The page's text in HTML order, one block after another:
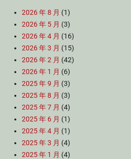
2026 年 8 月 (1)
2026 年 5 月 (3)
2026 年 4 月 (16)
2026 年 3 月 (15)
2026 年 2 月 (42)
2026 年 1 月 (6)
2025 年 9 月 (3)
2025 年 8 月 (3)
2025 年 7 月 (4)
2025 年 6 月 (1)
2025 年 4 月 (1)
2025 年 3 月 (4)
2025 年 1 月 (4)